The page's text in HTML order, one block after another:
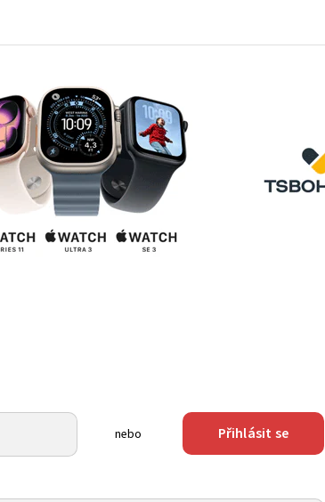
nebo Přihlásit se